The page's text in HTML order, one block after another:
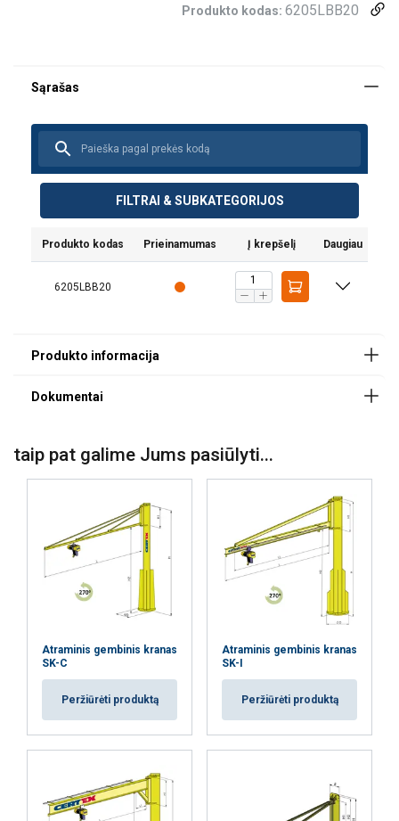
Produkto kodas: 6205LBB20
FILTRAI & SUBKATEGORIJOS
Produkto kodas Prieinamumas Į krepšelį Daugiau
6205LBB20
cm – 105 × 105 cm intervalą
Vartotojo vadovas
Poertex-Lifting-Beam-LBB-User-Manual-ML-
202600217.pdf
Produkto dokumentai
Powertex-Lifting-Beam-LBB-DoC-ML-20250902.pdf
taip pat galime Jums pasiūlyti...
Atraminis gembinis kranas
SK-C
Peržiūrėti produktą
Atraminis gembinis kranas
SK-I
Peržiūrėti produktą
ENGLISH TRANSLATION
Ši svetainė naudoja slapukus
suasmeninti turinį, skelbimus ir analizuoti
srautą. Taip pat dalijamės informacija apie